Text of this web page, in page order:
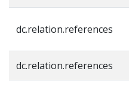
dc.relation.references
dc.relation.references